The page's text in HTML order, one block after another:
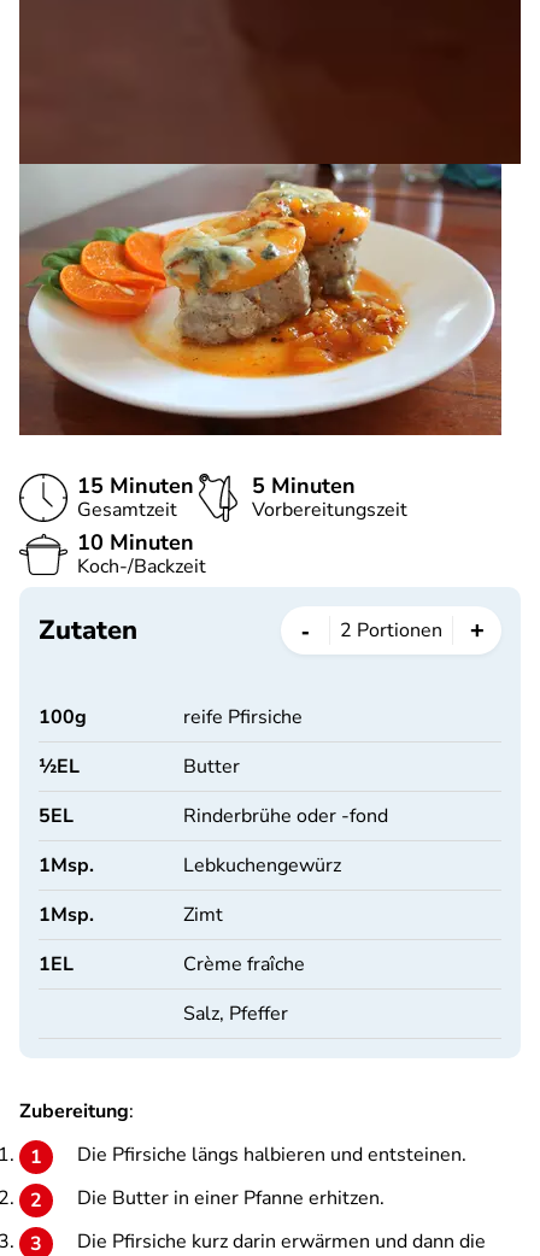
15 Minuten
Gesamtzeit
5 Minuten
Vorbereitungszeit
10 Minuten
Koch-/Backzeit
Zutaten - 2 Portionen +
100g
reife Pfirsiche
½EL
Butter
5EL
Rinderbrühe oder -fond
1Msp.
Lebkuchengewürz
1Msp.
Zimt
1EL
Crème fraîche
Salz, Pfeffer
Zubereitung:
Die Pfirsiche längs halbieren und entsteinen.
Die Butter in einer Pfanne erhitzen.
Die Pfirsiche kurz darin erwärmen und dann die